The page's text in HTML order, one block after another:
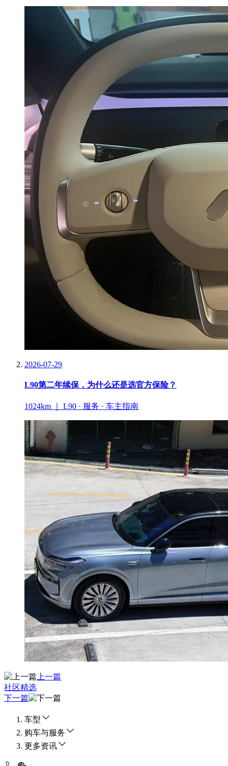
2026-07-29
L90第二年续保，为什么还是选官方保险？
1024km ｜ L90 · 服务 · 车主指南
上一篇
社区精选
下一篇
车型
购车与服务
更多资讯